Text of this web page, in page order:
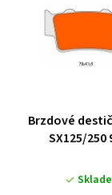
Brzdové
SX125/250